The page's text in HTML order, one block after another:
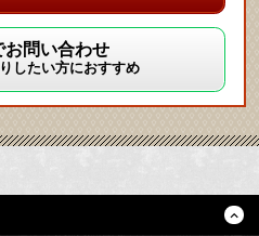
問い合わせ
したい方におすすめ